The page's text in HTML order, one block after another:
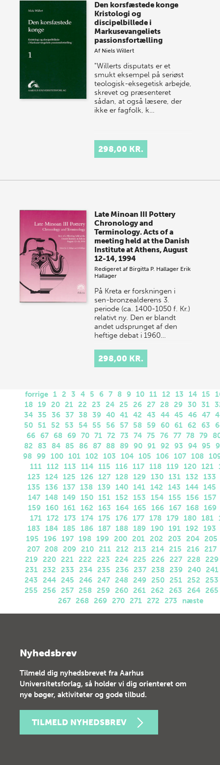
Den korsfæstede konge
Kristologi og
discipelbillede i
Markusevangeliets
passionsfortælling
Af Niels Willert
"Willerts disputats er et
smukt eksempel på seriøst
teologisk-eksegetisk arbejde,
skrevet og præsenteret
sådan, at også læsere, der
ikke er fagfolk, k…
298,00 KR.
Late Minoan III Pottery
Chronology and
Terminology. Acts of a
meeting held at the Danish
Institute at Athens, August
12-14, 1994
Redigeret af Birgitta P. Hallager Erik
Hallager
På Kreta er forskningen i
sen-bronzealderens 3.
periode (ca. 1400-1050 f. Kr.)
relativt ny. Den er blandt
andet udsprunget af den
heftige debat i 1960…
298,00 KR.
forrige 1 2 3 4 5 6 7 8 9 10 11 12 13 14 15
18 19 20 21 22 23 24 25 26 27 28 29 30 31
34 35 36 37 38 39 40 41 42 43 44 45 46 47
50
51 52 53 54 55 56 57 58 59 60 61 62 63
66
67 68 69 70 71 72 73 74 75 76 77 78 79
82
83 84 85 86 87 88 89 90 91 92 93 94 95
98 99 100 101 102 103 104 105 106 107 108
111 112 113 114 115 116 117 118 119 120 121
123
124 125 126 127 128 129 130 131 132
133
135
136 137 138 139 140 141 142 143 144 145
147 148 149 150 151 152 153 154 155 156 157
159 160 161 162 163 164 165 166 167 168 169
171 172 173 174 175 176 177 178 179 180 181
183
184 185 186 187 188 189 190 191 192
193
195
196 197 198 199 200 201 202 203 204 205
207 208 209 210 211 212 213 214 215 216 217
219 220 221 222 223 224 225 226 227 228 229
231 232 233 234 235 236 237 238 239 240 241
243
244 245 246 247 248 249 250 251 252
253
255
256 257 258 259 260 261 262 263 264 265
267 268 269 270 271 272 273 næste
Nyhedsbrev
Tilmeld dig nyhedsbrevet fra Aarhus
Universitetsforlag, så holder vi dig orienteret om
nye bøger, aktiviteter og gode tilbud.
TILMELD NYHEDSBREV